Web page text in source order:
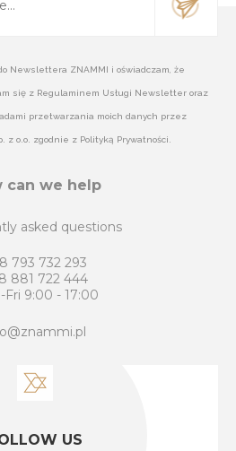
Newslettera ZNAMMI i oświadczam, że
się z Regulaminem Usługi Newsletter oraz
przetwarzania moich danych przez
z o.o. zgodnie z Polityką Prywatności.
can we help
asked questions
793 732 293
881 722 444
Fri 9:00 - 17:00
US